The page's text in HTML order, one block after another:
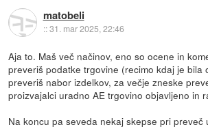
matobeli
::31. mar 2025, 22:46
Aja to. Maš več načinov, eno so ocene in
preveriš podatke trgovine (recimo kdaj je bila
preveriš nabor izdelkov, za večje zneske
proizvajalci uradno AE trgovino objavljeno in
Na koncu pa seveda nekaj skepse pri preveč